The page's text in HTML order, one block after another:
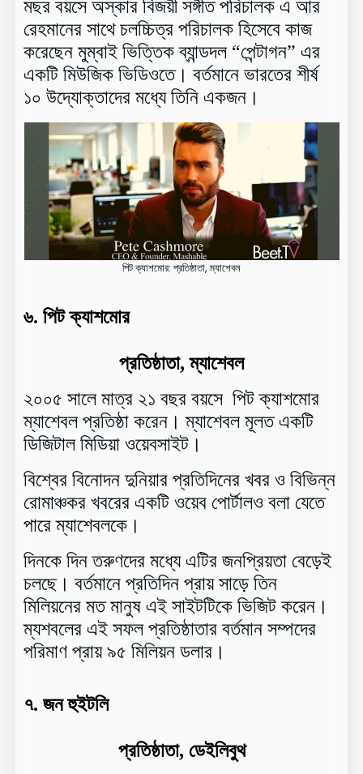
মছর বয়সে অস্কার বিজয়ী সঙ্গীত পরিচালক এ আর
রেহমানের সাথে চলচ্চিত্র পরিচালক হিসেবে কাজ
করেছেন মুম্বাই ভিত্তিক ব্যান্ডদল “পেন্টাগন” এর
একটি মিউজিক ভিডিওতে। বর্তমানে ভারতের শীর্ষ
১০ উদ্যোক্তাদের মধ্যে তিনি একজন।
পিট ক্যাশমোর: প্রতিষ্ঠাতা, ম্যাশেবল
৬.পিট ক্যাশমোর
প্রতিষ্ঠাতা, ম্যাশেবল
২০০৫ সালে মাত্র ২১ বছর বয়সে পিট ক্যাশমোর
ম্যাশেবল প্রতিষ্ঠা করেন। ম্যাশেবল মূলত একটি
ডিজিটাল মিডিয়া ওয়েবসাইট।
বিশ্বের বিনোদন দুনিয়ার প্রতিদিনের খবর ও বিভিন্ন
রোমাঞ্চকর খবরের একটি ওয়েব পোর্টালও বলা যেতে
পারে ম্যাশেবলকে।
দিনকে দিন তরুণদের মধ্যে এটির জনপ্রিয়তা বেড়েই
চলছে। বর্তমানে প্রতিদিন প্রায় সাড়ে তিন
মিলিয়নের মত মানুষ এই সাইটটিকে ভিজিট করেন।
ম্যশবলের এই সফল প্রতিষ্ঠাতার বর্তমান সম্পদের
পরিমাণ প্রায় ৯৫ মিলিয়ন ডলার।
৭.জন হুইটলি
প্রতিষ্ঠাতা, ডেইলিবুথ